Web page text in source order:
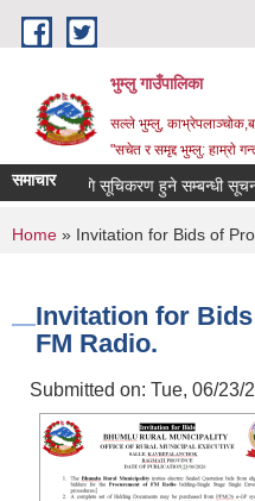
Skip to main content
भुम्लु गाउँपालिका
सल्ले भुम्लु,
"सचेत र समृद्द भुम्लु: हाम्राे
समाचारलागि सूचिकरण हुने सम्बन्धी सूचना
You are here
Home » Invitation for Bids of
Invitation for
FM Radio.
Submitted on: Tue, 06/23/